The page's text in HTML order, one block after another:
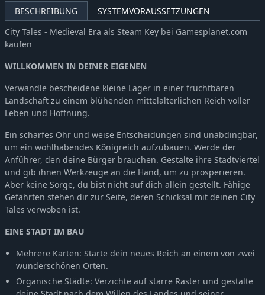
BESCHREIBUNG
SYSTEMVORAUSSETZUNGEN
City Tales - Medieval Era als Steam Key bei Gamesplanet.com
kaufen
WILLKOMMEN IN DEINER EIGENEN
Verwandle bescheidene kleine Lager in einer fruchtbaren
Landschaft zu einem blühenden mittelalterlichen Reich voller
Leben und Hoffnung.
Ein scharfes Ohr und weise Entscheidungen sind unabdingbar,
um ein wohlhabendes Königreich aufzubauen. Werde der
Anführer, den deine Bürger brauchen. Gestalte ihre Stadtviertel
und gib ihnen Werkzeuge an die Hand, um zu prosperieren.
Aber keine Sorge, du bist nicht auf dich allein gestellt. Fähige
Gefährten stehen dir zur Seite, deren Schicksal mit deinen City
Tales verwoben ist.
EINE STADT IM BAU
Mehrere Karten: Starte dein neues Reich an einem von zwei
wunderschönen Orten.
Organische Städte: Verzichte auf starre Raster und gestalte